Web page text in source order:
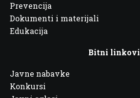
Prevencija
Dokumenti i materijali
Edukacija
Bitni linkovi
Javne nabavke
Konkursi